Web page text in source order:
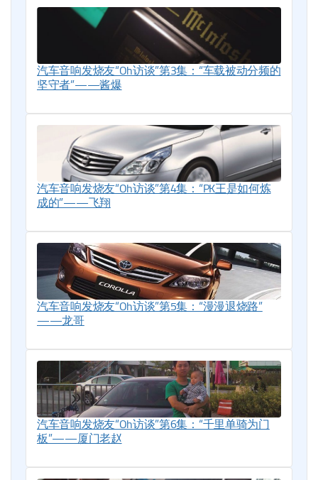
汽车音响发烧友“Oh访谈”第3集：“车载被动分频的
坚守者”——酱爆
汽车音响发烧友“Oh访谈”第4集：“PK王是如何炼
成的”——飞翔
汽车音响发烧友“Oh访谈”第5集：“漫漫退烧路”
——龙哥
汽车音响发烧友“Oh访谈”第6集：“千里单骑为门
板”——厦门老赵